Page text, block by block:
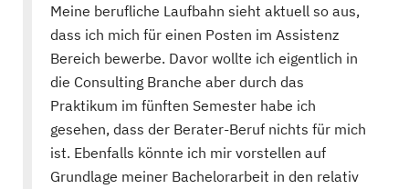
Meine berufliche Laufbahn sieht aktuell so aus,
dass ich mich für einen Posten im Assistenz
Bereich bewerbe. Davor wollte ich eigentlich in
die Consulting Branche aber durch das
Praktikum im fünften Semester habe ich
gesehen, dass der Berater-Beruf nichts für mich
ist. Ebenfalls könnte ich mir vorstellen auf
Grundlage meiner Bachelorarbeit in den relativ